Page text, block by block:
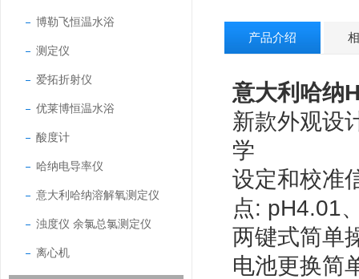
博勒飞恒温水浴
测定仪
爱拓折射仪
优莱博恒温水浴
酸度计
哈纳电导率仪
意大利哈纳溶解氧测定仪
浊度仪 余氯总氯测定仪
离心机
产品介绍
意大利哈纳
新款外观设
学
设定和校准
点: pH4.01
两键式简单
电池更换简